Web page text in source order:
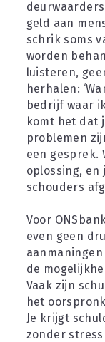
geld aan
schrik soms
worden
luisteren,
herhalen:
bedrijf waar
komt het dat
problemen
een gesprek.
oplossing, en
schouders
Voor
even geen
de
Vaak zijn
het
Je krijgt
zonder